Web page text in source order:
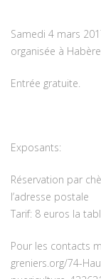
Samedi 4 mars
organisée à
Entrée gratuite.
Exposants:
Réservation par
l’adresse postale
Tarif: 8 euros la
Pour les contacts
greniers.org/74-